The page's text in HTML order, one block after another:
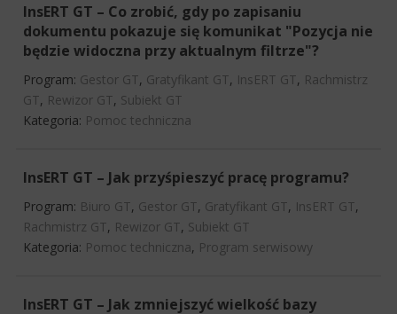
InsERT GT – Co zrobić, gdy po zapisaniu
dokumentu pokazuje się komunikat "Pozycja nie
będzie widoczna przy aktualnym filtrze"?
Program: Gestor GT, Gratyfikant GT, InsERT GT, Rachmistrz
GT, Rewizor GT, Subiekt GT
Kategoria: Pomoc techniczna
InsERT GT – Jak przyśpieszyć pracę programu?
Program: Biuro GT, Gestor GT, Gratyfikant GT, InsERT GT,
Rachmistrz GT, Rewizor GT, Subiekt GT
Kategoria: Pomoc techniczna, Program serwisowy
InsERT GT – Jak zmniejszyć wielkość bazy